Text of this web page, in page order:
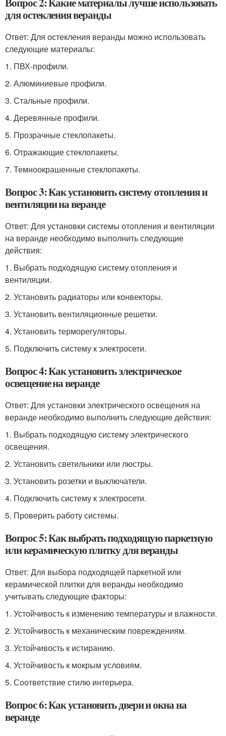
для остекления веранды
Ответ: Для остекления веранды можно использовать
следующие материалы:
1. ПВХ-профили.
2. Алюминиевые профили.
3. Стальные профили.
4. Деревянные профили.
5. Прозрачные стеклопакеты.
6. Отражающие стеклопакеты.
7. Темноокрашенные стеклопакеты.
Вопрос 3: Как установить систему отопления и
вентиляции на веранде
Ответ: Для установки системы отопления и вентиляции
на веранде необходимо выполнить следующие
действия:
1. Выбрать подходящую систему отопления и
вентиляции.
2. Установить радиаторы или конвекторы.
3. Установить вентиляционные решетки.
4. Установить терморегуляторы.
5. Подключить систему к электросети.
Вопрос 4: Как установить электрическое
освещение на веранде
Ответ: Для установки электрического освещения на
веранде необходимо выполнить следующие действия:
1. Выбрать подходящую систему электрического
освещения.
2. Установить светильники или люстры.
3. Установить розетки и выключатели.
4. Подключить систему к электросети.
5. Проверить работу системы.
Вопрос 5: Как выбрать подходящую паркетную
или керамическую плитку для веранды
Ответ: Для выбора подходящей паркетной или
керамической плитки для веранды необходимо
учитывать следующие факторы:
1. Устойчивость к изменению температуры и влажности.
2. Устойчивость к механическим повреждениям.
3. Устойчивость к истиранию.
4. Устойчивость к мокрым условиям.
5. Соответствие стилю интерьера.
Вопрос 6: Как установить двери и окна на
веранде